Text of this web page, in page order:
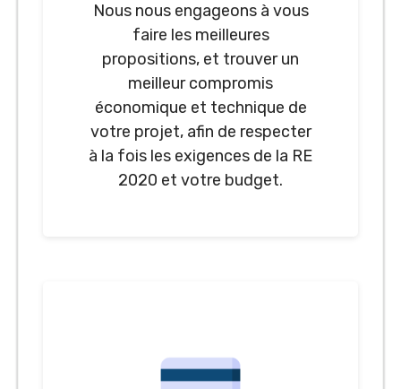
Nous nous engageons à vous
faire les meilleures
propositions, et trouver un
meilleur compromis
économique et technique de
votre projet, afin de respecter
à la fois les exigences de la RE
2020 et votre budget.